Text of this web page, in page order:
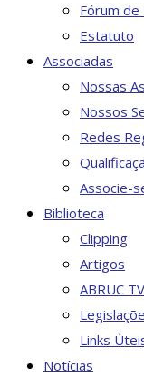
Fórum
Estatuto
Associadas
Nossas
Nossos
Redes
Associe-
Biblioteca
Clipping
Artigos
ABRUC TV
Links
Notícias